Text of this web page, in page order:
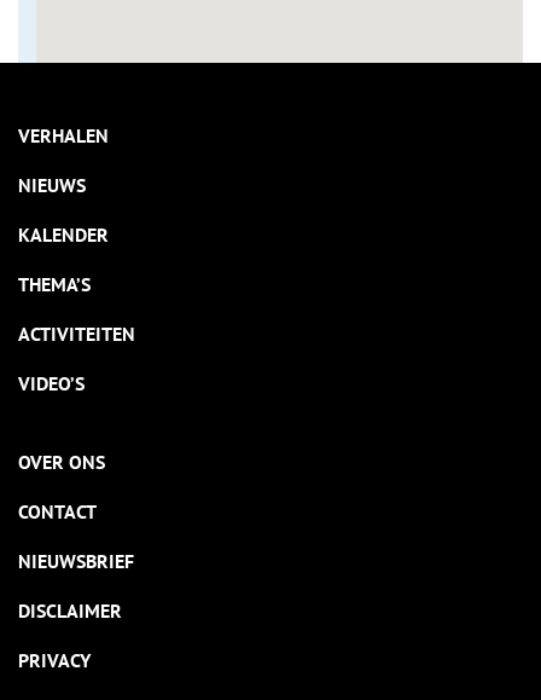
VERHALEN
NIEUWS
KALENDER
THEMA’S
ACTIVITEITEN
VIDEO’S
OVER ONS
CONTACT
NIEUWSBRIEF
DISCLAIMER
PRIVACY